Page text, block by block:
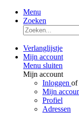
Menu
Zoeken
Verlanglijstje
Mijn account
Menu sluiten
Mijn account
Inloggen of
Mijn
Profiel
Adressen